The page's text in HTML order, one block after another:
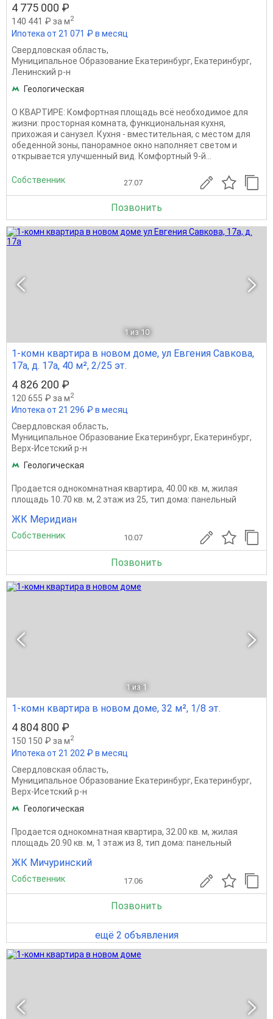
4 775 000 ₽
140 441 ₽ за м2
Ипотека от 21 071 ₽ в месяц
Свердловская область,
Муниципальное Образование Екатеринбург, Екатеринбург,
Ленинский р-н
Геологическая
О КВАРТИРЕ: Комфортная площадь всё необходимое для
жизни: просторная комната, функциональная кухня,
прихожая и санузел. Кухня - вместительная, с местом для
обеденной зоны, панорамное окно наполняет светом и
открывается улучшенный вид. Комфортный 9-й...
Собственник 27.07
Позвонить
1 из 10
1-комн квартира в новом доме, ул Евгения Савкова,
17а, д. 17а, 40 м², 2/25 эт.
4 826 200 ₽
120 655 ₽ за м2
Ипотека от 21 296 ₽ в месяц
Свердловская область,
Муниципальное Образование Екатеринбург, Екатеринбург,
Верх-Исетский р-н
Геологическая
Продается однокомнатная квартира, 40.00 кв. м, жилая
площадь 10.70 кв. м, 2 этаж из 25, тип дома: панельный
ЖК Меридиан
Собственник 10.07
Позвонить
1 из 1
1-комн квартира в новом доме, 32 м², 1/8 эт.
4 804 800 ₽
150 150 ₽ за м2
Ипотека от 21 202 ₽ в месяц
Свердловская область,
Муниципальное Образование Екатеринбург, Екатеринбург,
Верх-Исетский р-н
Геологическая
Продается однокомнатная квартира, 32.00 кв. м, жилая
площадь 20.90 кв. м, 1 этаж из 8, тип дома: панельный
ЖК Мичуринский
Собственник 17.06
Позвонить
ещё 2 объявления